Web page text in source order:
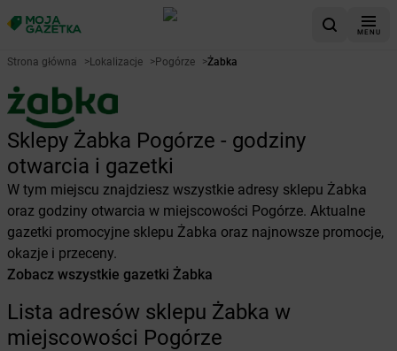
MENU
Strona główna >Lokalizacje >Pogórze >Żabka
Sklepy Żabka Pogórze - godziny
otwarcia i gazetki
W tym miejscu znajdziesz wszystkie adresy sklepu Żabka
oraz godziny otwarcia w miejscowości Pogórze. Aktualne
gazetki promocyjne sklepu Żabka oraz najnowsze promocje,
okazje i przeceny.
Zobacz wszystkie gazetki Żabka
Lista adresów sklepu Żabka w
miejscowości Pogórze